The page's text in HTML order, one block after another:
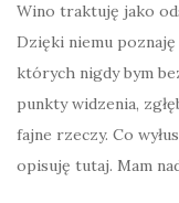
Wino traktuję jako
Dzięki niemu
których nigdy bym
punkty widzenia,
fajne rzeczy. Co
opisuję tutaj. Mam